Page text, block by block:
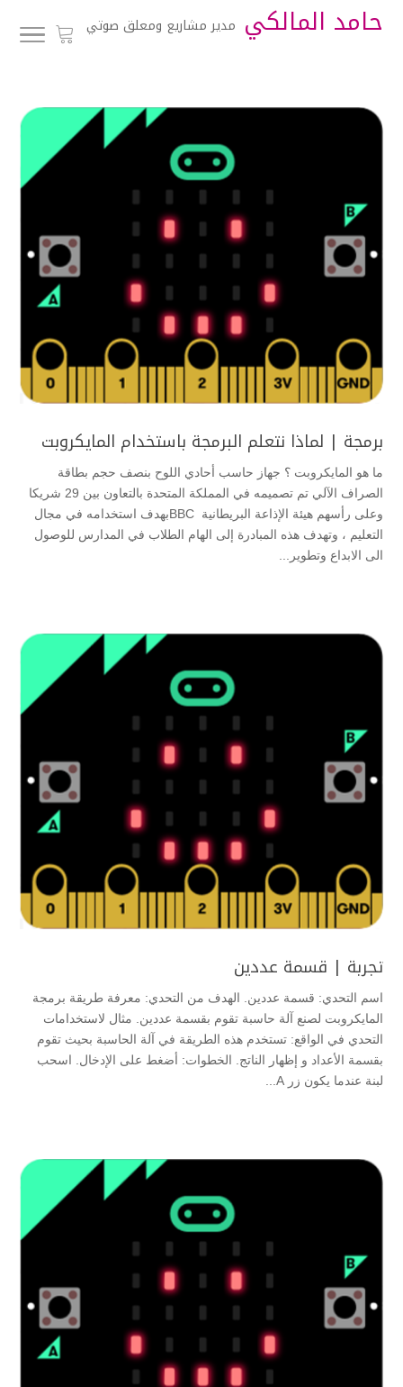
حامد المالكي مدير مشاريع ومعلق صوتي
برمجة | لماذا نتعلم البرمجة باستخدام المايكروبت
ما هو المايكروبت ؟ جهاز حاسب أحادي اللوح بنصف حجم بطاقة
الصراف الآلي تم تصميمه في المملكة المتحدة بالتعاون بين 29 شريكا
وعلى رأسهم هيئة الإذاعة البريطانية BBCبهدف استخدامه في مجال
التعليم ، وتهدف هذه المبادرة إلى الهام الطلاب في المدارس للوصول
الى الابداع وتطوير...
تجربة | قسمة عددين
اسم التحدي: قسمة عددين. الهدف من التحدي: معرفة طريقة برمجة
المايكروبت لصنع آلة حاسبة تقوم بقسمة عددين. مثال لاستخدامات
التحدي في الواقع: تستخدم هذه الطريقة في آلة الحاسبة بحيث تقوم
بقسمة الأعداد و إظهار الناتج. الخطوات: أضغط على الإدخال. اسحب
لبنة عندما يكون زر A...